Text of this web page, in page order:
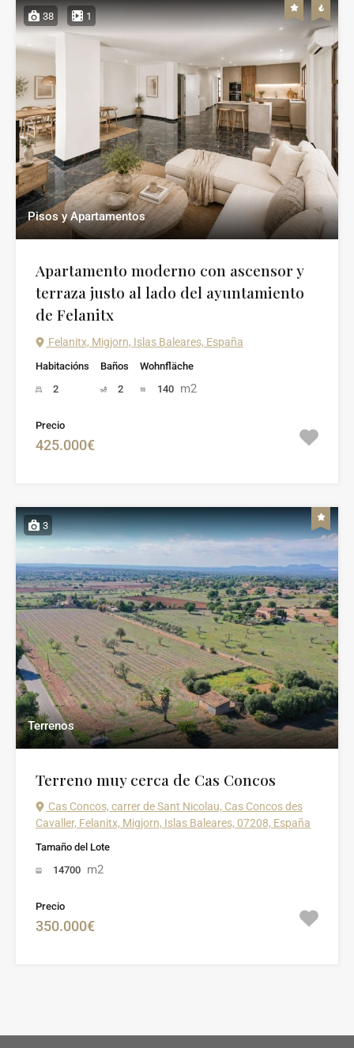
38 1
Pisos y Apartamentos
Apartamento moderno con ascensor y
terraza justo al lado del ayuntamiento
de Felanitx
Felanitx, Migjorn, Islas Baleares, España
Habitacións
2
Baños
2
Wohnfläche
140 m2
Precio
425.000€
3
Terrenos
Terreno muy cerca de Cas Concos
Cas Concos, carrer de Sant Nicolau, Cas Concos des
Cavaller, Felanitx, Migjorn, Islas Baleares, 07208, España
Tamaño del Lote
14700 m2
Precio
350.000€